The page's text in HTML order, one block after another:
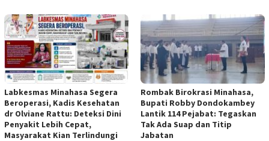
Labkesmas Minahasa Segera
Beroperasi, Kadis Kesehatan
dr Olviane Rattu: Deteksi Dini
Penyakit Lebih Cepat,
Masyarakat Kian Terlindungi
Rombak Birokrasi Minahasa,
Bupati Robby Dondokambey
Lantik 114 Pejabat: Tegaskan
Tak Ada Suap dan Titip
Jabatan